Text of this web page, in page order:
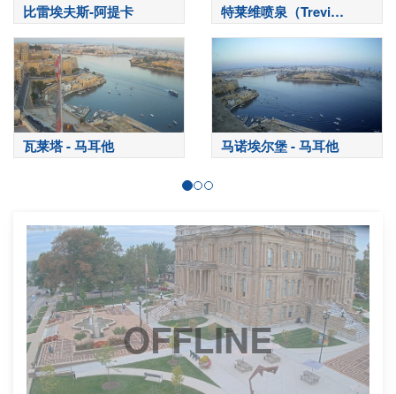
比雷埃夫斯-阿提卡
特莱维喷泉（Trevi
Fountain）-罗马
瓦莱塔 - 马耳他 马诺埃尔堡 - 马耳他
OFFLINE